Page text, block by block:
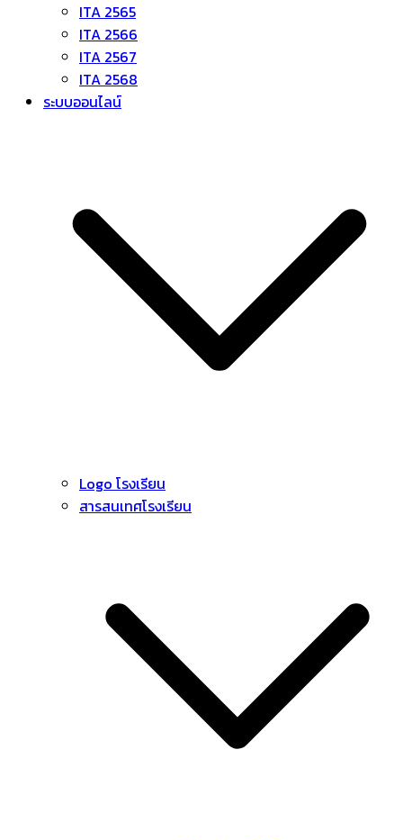
ITA 2565
ITA 2566
ITA 2567
ITA 2568
ระบบออนไลน์
Logo โรงเรียน
สารสนเทศโรงเรียน